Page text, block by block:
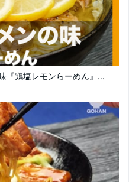
『鶏塩レモンらーめん』...